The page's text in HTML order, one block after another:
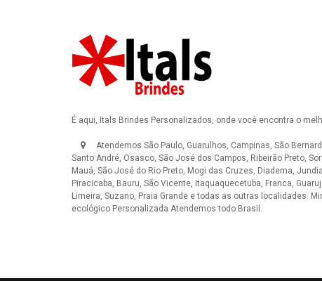
É aqui, Itals Brindes Personalizados, onde você encontra o
Atendemos São Paulo, Guarulhos, Campinas, São
Santo André, Osasco, São José dos Campos, Ribeirão Preto,
Mauá, São José do Rio Preto, Mogi das Cruzes, Diadema,
Piracicaba, Bauru, São Vicente, Itaquaquecetuba, Franca,
Limeira, Suzano, Praia Grande e todas as outras localidades.
ecológico Personalizada Atendemos todo Brasil.